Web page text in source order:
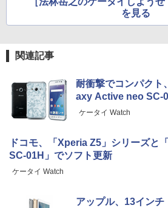
を見る
関連記事
耐衝撃でコンパクト
axy Active neo SC-
ケータイ Watch
ドコモ、「Xperia Z5」シリーズと
SC-01H」でソフト更新
ケータイ Watch
アップル、13インチ